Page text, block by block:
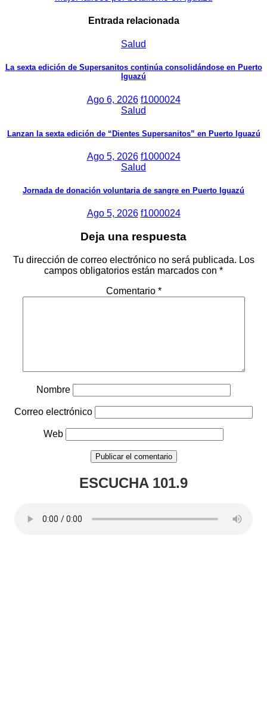
Entrada relacionada
Salud
La sexta edición de Supersanitos continúa consolidándose en Puerto
Iguazú
Ago 6, 2026 f1000024
Salud
Lanzan la sexta edición de “Dientes Supersanitos” en Puerto Iguazú
Ago 5, 2026 f1000024
Salud
Jornada de donación voluntaria de sangre en Puerto Iguazú
Ago 5, 2026 f1000024
Deja una respuesta
Tu dirección de correo electrónico no será publicada. Los
campos obligatorios están marcados con *
Comentario *
Nombre
Correo electrónico
Web
ESCUCHA 101.9